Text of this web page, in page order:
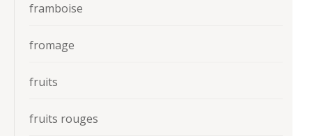
framboise
fromage
fruits
fruits rouges